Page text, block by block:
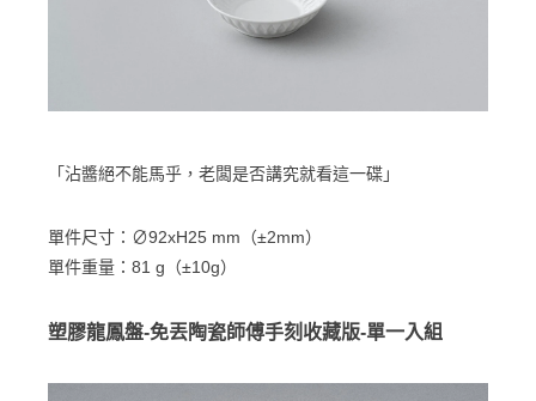
「沾醬絕不能馬乎，老闆是否講究就看這一碟」
單件尺寸：∅92xH25 mm（±2mm）
單件重量：81 g（±10g）
塑膠龍鳳盤-免丟陶瓷師傅手刻收藏版-單一入組